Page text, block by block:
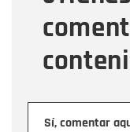
Sí, comentar